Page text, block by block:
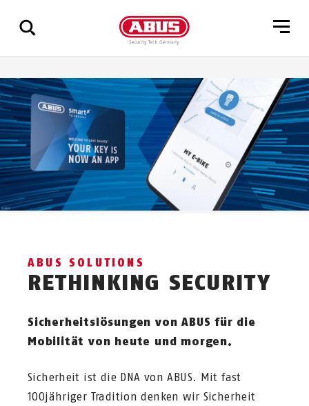
Zeige
alle
Ergebnisse
ABUS SOLUTIONS
RETHINKING SECURITY
Sicherheitslösungen von ABUS für die
Mobilität von heute und morgen.
Sicherheit ist die DNA von ABUS. Mit fast
100jähriger Tradition denken wir Sicherheit